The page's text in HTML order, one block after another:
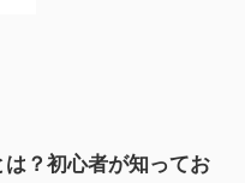
は？初心者が知ってお